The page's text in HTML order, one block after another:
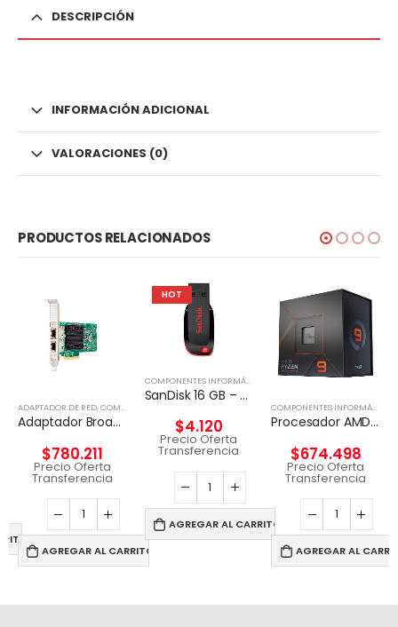
DESCRIPCIÓN
INFORMACIÓN ADICIONAL
VALORACIONES (0)
PRODUCTOS RELACIONADOS
ADAPTADOR DE RED,COMPONENTES INFORMÁTICOS
Adaptador Broadcom BCM57416 Ethernet 10 Gb 2 puertos BASE-T para HPE
$780.211
Precio Oferta
Transferencia
AGREGAR AL CARRITO
HOT
COMPONENTES INFORMÁTICOS PENDRIVE
SanDisk 16 GB – USB 2.0
$4.120
Precio Oferta
Transferencia
AGREGAR AL CARRITO
COMPONENTES INFORMÁTICOS
Procesador AMD Ryzen 9 7900X
$674.498
Precio Oferta
Transferencia
AGREGAR AL